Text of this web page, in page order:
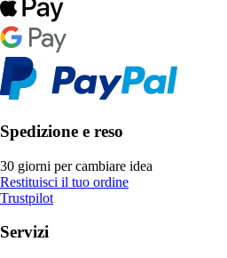
Spedizione e reso
30 giorni per cambiare idea
Restituisci il tuo ordine
Trustpilot
Servizi